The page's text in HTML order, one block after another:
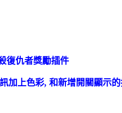
復仇者獎勵插件
加上色彩, 和新增開關顯示